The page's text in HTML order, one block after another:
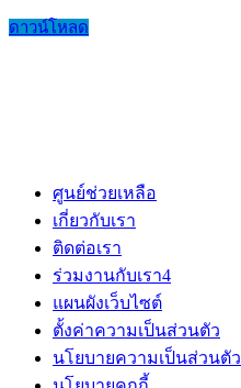
ดาวน์โหลด
ศูนย์ช่วยเหลือ
เกี่ยวกับเรา
ติดต่อเรา
ร่วมงานกับเรา4
แผนผังเว็บไซต์
ตั้งค่าความเป็นส่วนตัว
นโยบายความเป็นส่วนตัว